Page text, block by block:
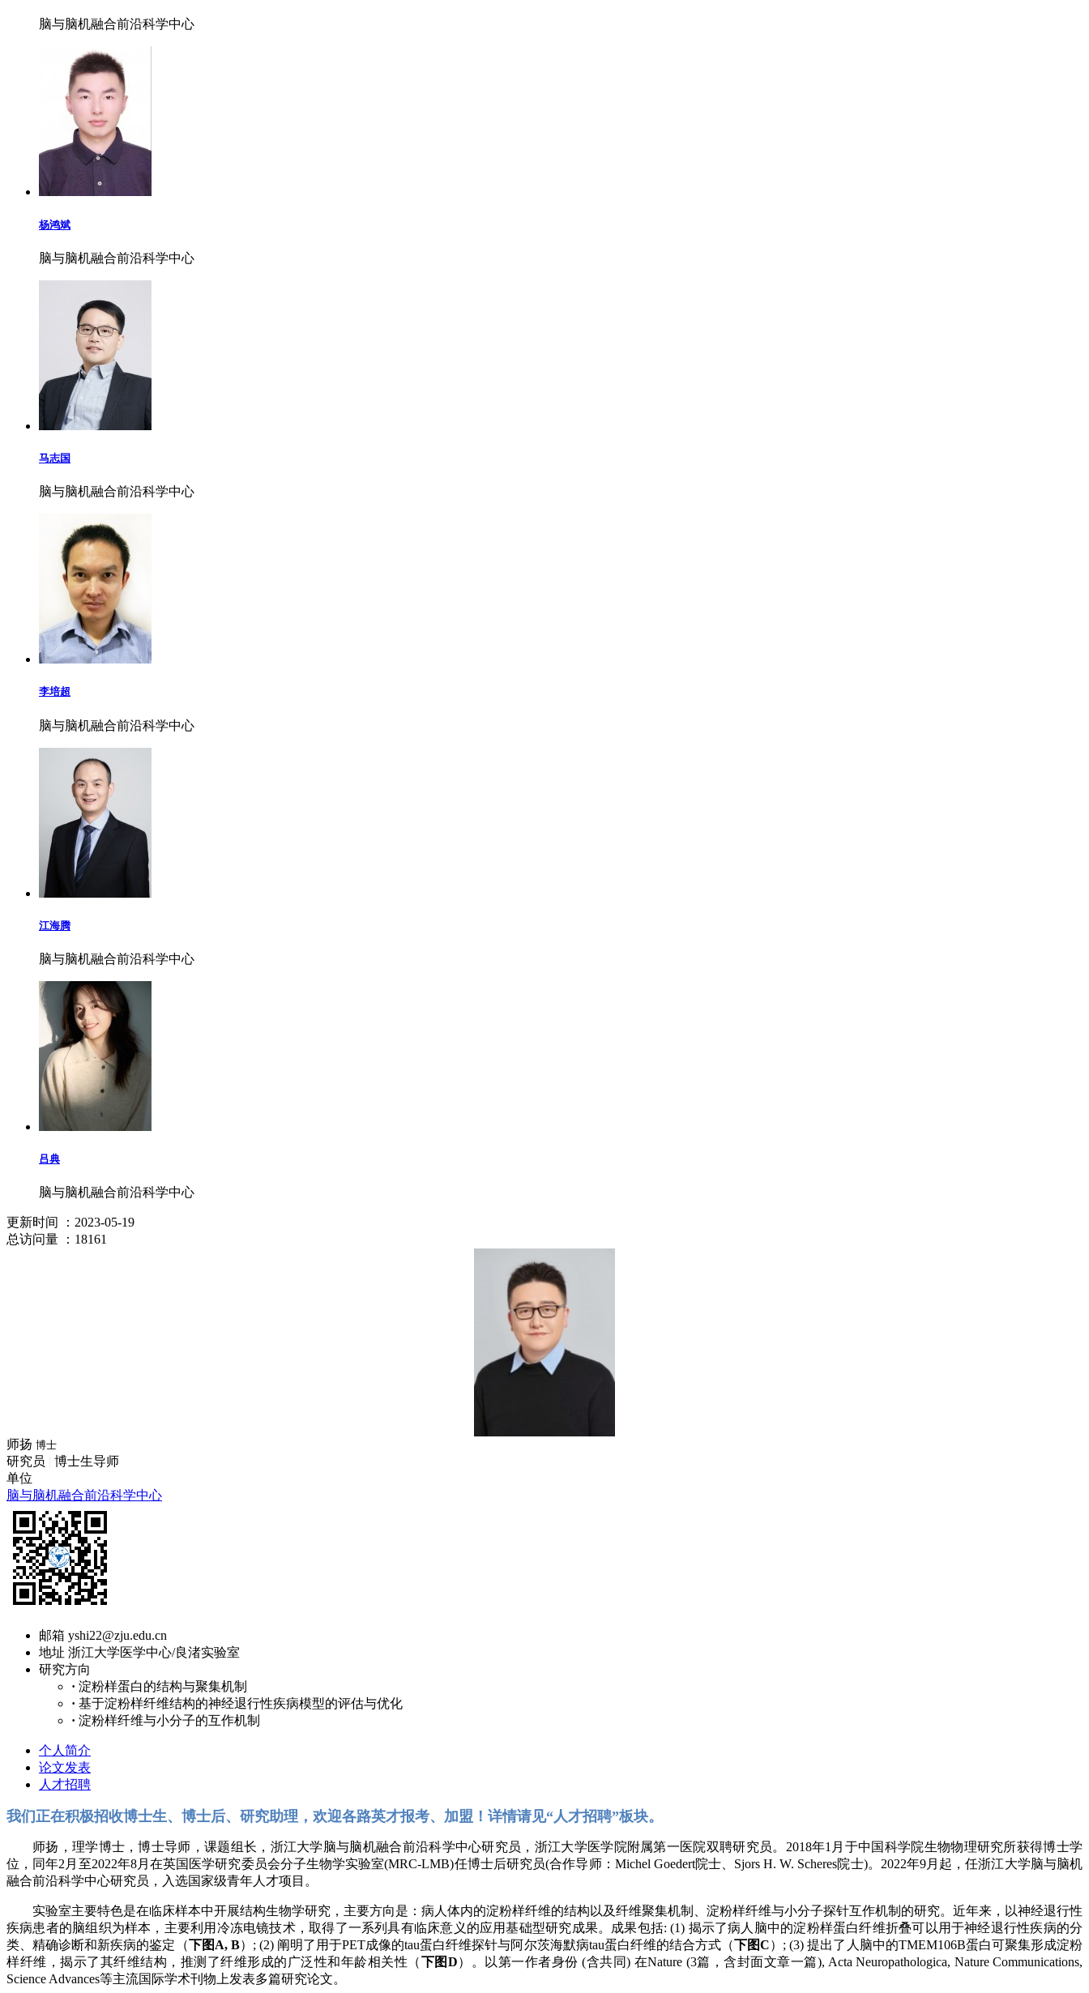
脑与脑机融合前沿科学中心
杨鸿斌
脑与脑机融合前沿科学中心
马志国
脑与脑机融合前沿科学中心
李培超
脑与脑机融合前沿科学中心
江海腾
脑与脑机融合前沿科学中心
吕典
脑与脑机融合前沿科学中心
更新时间
：2023-05-19
总访问量 ：18161
师扬 博士
研究员
博士生导师
单位
脑与脑机融合前沿科学中心
邮箱 yshi22@zju.edu.cn
地址 浙江大学医学中心/良渚实验室
研究方向
· 淀粉样蛋白的结构与聚集机制
· 基于淀粉样纤维结构的神经退行性疾病模型的评估与优化
· 淀粉样纤维与小分子的互作机制
个人简介
论文发表
人才招聘
我们正在积极招收博士生、 博士后、 研究助理 ，欢迎各路英才报考、 加盟！详情请见“人才招聘”板块。
师扬，理学博士，博士导师，课题组长，浙江大学脑与脑机融合前沿科学中心研究员，浙江大学医学院附属第一医院双聘研究员。2018年1月于中国科学院生物物理研究所获得博士学
位，同年2月至2022年8月在英国医学研究委员会分子生物学实验室(MRC-LMB)任博士后研究员(合作导师：Michel Goedert院士、Sjors H. W. Scheres院士)。2022年9月起，任浙江大学脑与脑机
融合前沿科学中心研究员，入选国家级青年人才项目。
实验室主要特色是在临床样本中开展结构生物学研究，主要方向是：病人体内的淀粉样纤维的结构以及纤维聚集机制、淀粉样纤维与小分子探针互作机制的研究。近年来，以神经退行性
疾病患者的脑组织为样本，主要利用冷冻电镜技术，取得了一系列具有临床意义的应用基础型研究成果。成果包括: (1) 揭示了病人脑中的淀粉样蛋白纤维折叠可以用于神经退行性疾病的分
类、精确诊断和新疾病的鉴定（下图A, B）; (2) 阐明了用于PET成像的tau蛋白纤维探针与阿尔茨海默病tau蛋白纤维的结合方式（下图C）; (3) 提出了人脑中的TMEM106B蛋白可聚集形成淀粉
样纤维，揭示了其纤维结构，推测了纤维形成的广泛性和年龄相关性（下图D）。以第一作者身份(含共同) 在Nature (3篇，含封面文章一篇), Acta Neuropathologica, Nature Communications,
Science Advances等主流国际学术刊物上发表多篇研究论文。